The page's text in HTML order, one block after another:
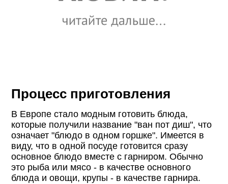
Процесс приготовления
В Европе стало модным готовить блюда,
которые получили название "ван пот диш", что
означает "блюдо в одном горшке". Имеется в
виду, что в одной посуде готовится сразу
основное блюдо вместе с гарниром. Обычно
это рыба или мясо - в качестве основного
блюда и овощи, крупы - в качестве гарнира.